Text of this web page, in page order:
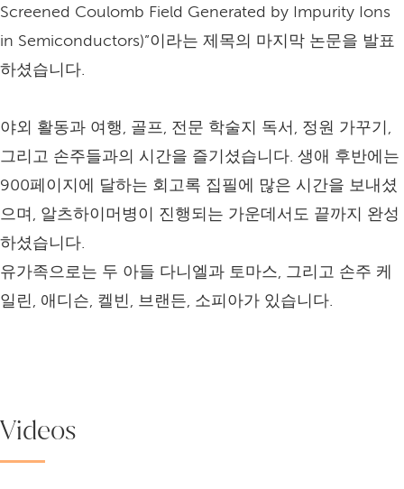
Screened Coulomb Field Generated by Impurity Ions
in Semiconductors)”이라는 제목의 마지막 논문을 발표
하셨습니다.
야외 활동과 여행, 골프, 전문 학술지 독서, 정원 가꾸기,
그리고 손주들과의 시간을 즐기셨습니다. 생애 후반에는
900페이지에 달하는 회고록 집필에 많은 시간을 보내셨
으며, 알츠하이머병이 진행되는 가운데서도 끝까지 완성
하셨습니다.
유가족으로는 두 아들 다니엘과 토마스, 그리고 손주 케
일린, 애디슨, 켈빈, 브랜든, 소피아가 있습니다.
Videos